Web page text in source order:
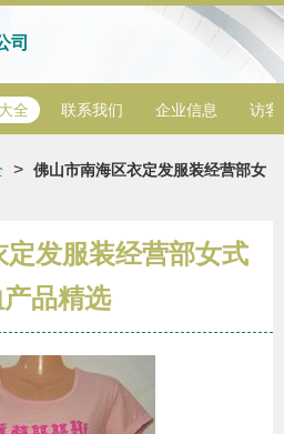
司
全 联系我们 企业信息 访客
> 佛山市南海区衣定发服装经营部女
发服装经营部女式
品精选